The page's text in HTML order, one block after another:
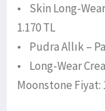
• Skin Long-
1.170 TL
• Pudra Allık –
• Long-Wear
Moonstone Fiyat: